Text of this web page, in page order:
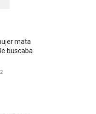
mata
buscaba